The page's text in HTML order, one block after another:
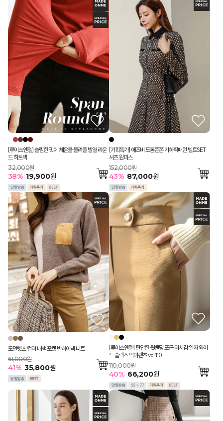
[루이스엔젤] 슬림한 핏에 체온을 올려줄 발열 라운
드 히트텍
32,000원
38% 19,900원
[기획특가] 에즈비 도톰쫀쫀 기하학패턴 벨트SET
셔츠 원피스
152,000원
43% 87,000원
모먼렛츠 컬러 배색 포켓 반하이넥 니트
61,000원
41% 35,800원
[루이스엔젤] 편안한 뒷밴딩 포근 터치감 일자 와이
드 슬랙스 악마팬츠 vol.110
110,000원
40% 66,200원